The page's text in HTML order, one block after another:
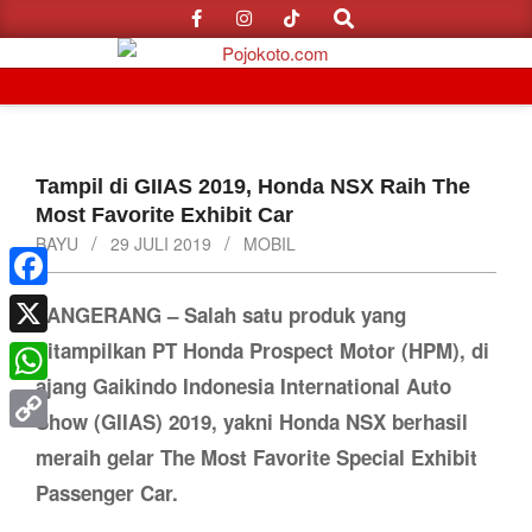
to
content
Search
MenuTampil di GIIAS 2019, Honda NSX Raih The
Most Favorite Exhibit Car
BAYU
29 JULI 2019 MOBIL
TANGERANG – Salah satu produk yang
ditampilkan PT Honda Prospect Motor (HPM), di
ajang Gaikindo Indonesia International Auto
Show (GIIAS) 2019, yakni Honda NSX berhasil
meraih gelar The Most Favorite Special Exhibit
Passenger Car.
Facebook
X
WhatsApp
Link